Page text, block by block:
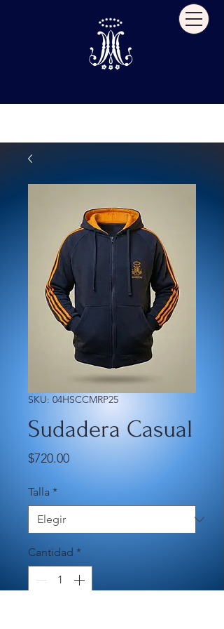
SKU: 04HSCCMRP25
Sudadera Casual
$720.00Precio
Talla *
Cantidad *